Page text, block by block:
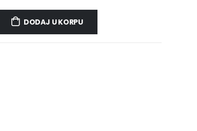
DODAJ U KORPU